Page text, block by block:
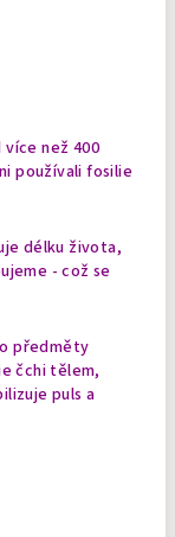
než 400
používali fosilie
délku života,
- což se
předměty
čchi tělem,
puls a